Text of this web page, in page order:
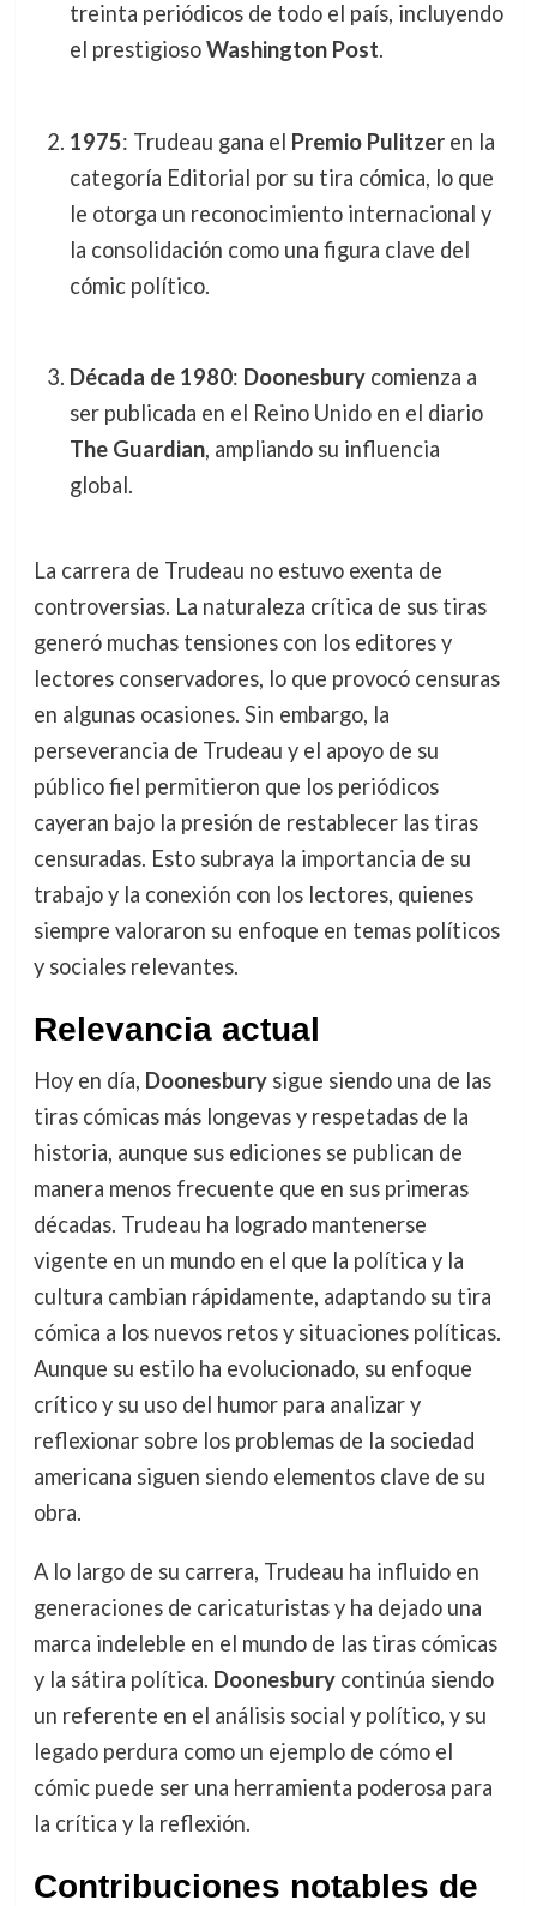
treinta periódicos de todo el país, incluyendo
el prestigiosoWashington Post.
1975: Trudeau gana el Premio Pulitzeren la
categoría Editorial por su tira cómica, lo que
le otorga un reconocimiento internacional y
la consolidación como una figura clave del
cómic político.
Década de 1980: Doonesburycomienza a
ser publicada en el Reino Unido en el diario
The Guardian, ampliando su influencia
global.
La carrera de Trudeau no estuvo exenta de
controversias. La naturaleza crítica de sus tiras
generó muchas tensiones con los editores y
lectores conservadores, lo que provocó censuras
en algunas ocasiones. Sin embargo, la
perseverancia de Trudeau y el apoyo de su
público fiel permitieron que los periódicos
cayeran bajo la presión de restablecer las tiras
censuradas. Esto subraya la importancia de su
trabajo y la conexión con los lectores, quienes
siempre valoraron su enfoque en temas políticos
y sociales relevantes.
Relevancia actual
Hoy en día, Doonesburysigue siendo una de las
tiras cómicas más longevas y respetadas de la
historia, aunque sus ediciones se publican de
manera menos frecuente que en sus primeras
décadas. Trudeau ha logrado mantenerse
vigente en un mundo en el que la política y la
cultura cambian rápidamente, adaptando su tira
cómica a los nuevos retos y situaciones políticas.
Aunque su estilo ha evolucionado, su enfoque
crítico y su uso del humor para analizar y
reflexionar sobre los problemas de la sociedad
americana siguen siendo elementos clave de su
obra.
A lo largo de su carrera, Trudeau ha influido en
generaciones de caricaturistas y ha dejado una
marca indeleble en el mundo de las tiras cómicas
y la sátira política. Doonesburycontinúa siendo
un referente en el análisis social y político, y su
legado perdura como un ejemplo de cómo el
cómic puede ser una herramienta poderosa para
la crítica y la reflexión.
Contribuciones notables de